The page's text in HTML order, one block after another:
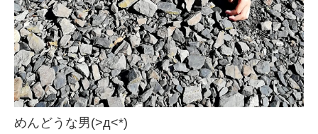
めんどうな男(>д<*)